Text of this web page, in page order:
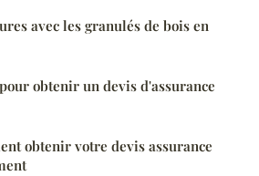
avec les granulés de bois en
obtenir un devis d'assurance
obtenir votre devis assurance